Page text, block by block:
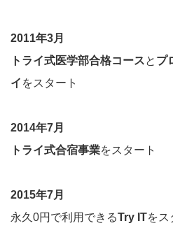
2011年3月
トライ式医学部合格コースと プ
イ をスタート
2014年7月
トライ式合宿事業をスタート
2015年7月
永久0円で利用できるTry ITをス